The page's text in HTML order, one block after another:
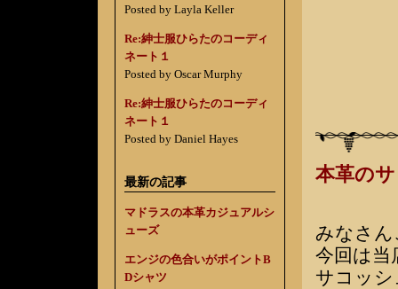
Posted by Layla Keller
Re:紳士服ひらたのコーディ
ネート１
Posted by Oscar Murphy
Re:紳士服ひらたのコーディ
ネート１
Posted by Daniel Hayes
最新の記事
マドラスの本革カジュアルシ
ューズ
エンジの色合いがポイントB
Dシャツ
本革の
みなさ
今回は当
サコッ